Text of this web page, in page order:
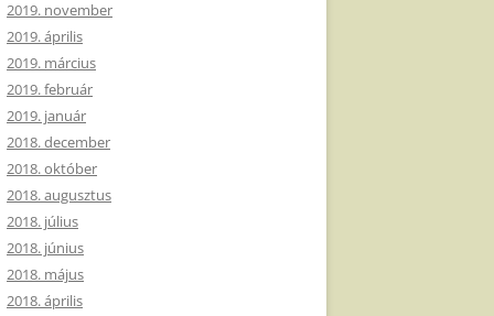
2019. november
2019. április
2019. március
2019. február
2019. január
2018. december
2018. október
2018. augusztus
2018. július
2018. június
2018. május
2018. április